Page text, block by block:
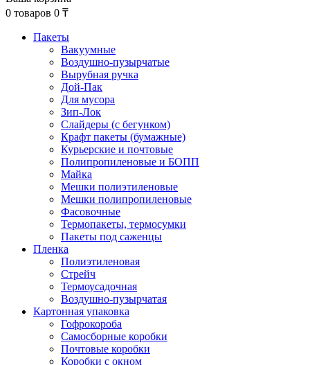
0 товаров 0 ₸
Пакеты
Вакуумные
Воздушно-пузырчатые
Вырубная ручка
Дой-Пак
Для мусора
Зип-Лок
Слайдеры (с бегунком)
Крафт пакеты (бумажные)
Курьерские и почтовые
Полипропиленовые и БОПП
Майка
Мешки полиэтиленовые
Мешки полипропиленовые
Фасовочные
Термопакеты, термосумки
Пакеты под саженцы
Пленка
Полиэтиленовая
Стрейч
Термоусадочная
Воздушно-пузырчатая
Картонная упаковка
Гофрокороба
Самосборные коробки
Почтовые коробки
Коробки с окном